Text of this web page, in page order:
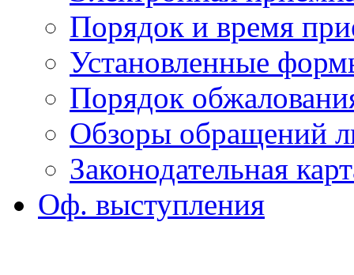
Порядок и время
Установленные
Порядок
Обзоры обращений
Законодательная
Оф. выступления